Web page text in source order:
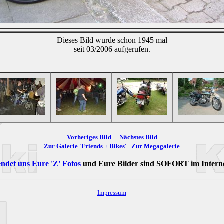
Dieses Bild wurde schon 1945 mal
seit 03/2006 aufgerufen.
Vorheriges Bild
Nächstes Bild
Zur Galerie 'Friends + Bikes'
Zur Megagalerie
uns Eure 'Z' Fotosund Eure Bilder sind SOFORTim
Impressum